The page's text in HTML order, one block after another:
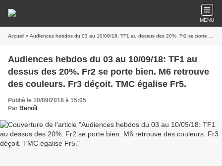
MENU
Accueil » Audiences hebdos du 03 au 10/09/18: TF1 au dessus des 20%. Fr2 se porte bien. M6 retrouve des couleurs. Fr3 déçoit. TMC égalise Fr5.
Audiences hebdos du 03 au 10/09/18: TF1 au
dessus des 20%. Fr2 se porte bien. M6 retrouve
des couleurs. Fr3 déçoit. TMC égalise Fr5.
Publié le 10/09/2018 à 15:05
Par Benoît